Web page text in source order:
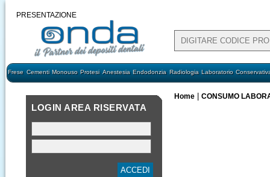
PRESENTAZIONE
Frese Cementi Monouso Protesi Anestesia Endodonzia Radiologia Laboratorio
LOGIN AREA RISERVATA
Home CONSUMO